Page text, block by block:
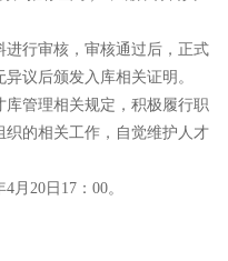
进行审核，审核通过后，正式
议后颁发入库相关证明。
库管理相关规定，积极履行职
的相关工作，自觉维护人才
月20日17：00。